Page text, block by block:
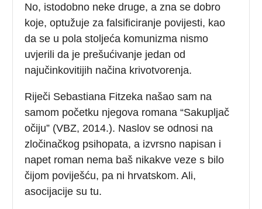
No, istodobno neke druge, a zna se dobro
koje, optužuje za falsificiranje povijesti, kao
da se u pola stoljeća komunizma nismo
uvjerili da je prešućivanje jedan od
najučinkovitijih načina krivotvorenja.
Riječi Sebastiana Fitzeka našao sam na
samom početku njegova romana “Sakupljač
očiju” (VBZ, 2014.). Naslov se odnosi na
zločinačkog psihopata, a izvrsno napisan i
napet roman nema baš nikakve veze s bilo
čijom poviješću, pa ni hrvatskom. Ali,
asocijacije su tu.